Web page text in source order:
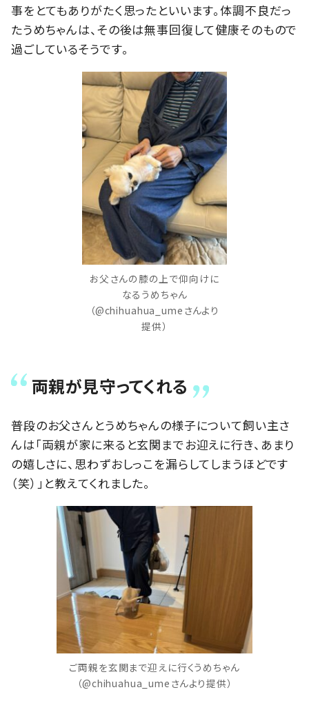
事をとてもありがたく思ったといいます。体調不良だっ
たうめちゃんは、その後は無事回復して健康そのもので
過ごしているそうです。
お父さんの膝の上で仰向けに
なるうめちゃん
（@chihuahua_umeさんより
提供）
両親が見守ってくれる
普段のお父さんとうめちゃんの様子について飼い主さ
んは「両親が家に来ると玄関までお迎えに行き、あまり
の嬉しさに、思わずおしっこを漏らしてしまうほどです
（笑）」と教えてくれました。
ご両親を玄関まで迎えに行くうめちゃん
（@chihuahua_umeさんより提供）